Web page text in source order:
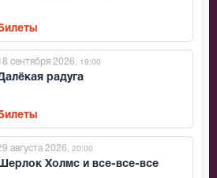
Билеты
радуга
сентября 2026 , 19:00
Билеты
Шерлок Холмс и все-все-все
августа 2026 , 20:00